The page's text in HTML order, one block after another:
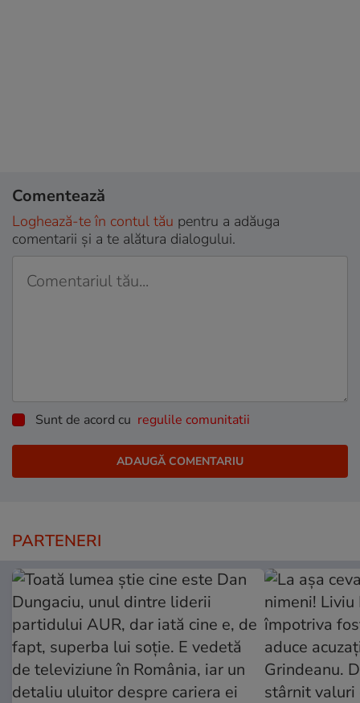
Comentează
Loghează-te în contul tău pentru a adăuga
comentarii și a te alătura dialogului.
Sunt de acord cu regulile comunitatii
PARTENERI